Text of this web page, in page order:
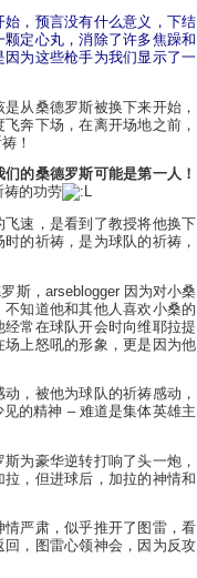
，预言没有什么意义，下结
定心丸，消除了许多焦躁和
为这些枪手为我们显示了一
从桑德罗斯被换下来开始，
奔下场，在离开场地之前，
！
的桑德罗斯可能是第一人！
祷的功劳
速，是看到了教授将他换下
的祈祷，是为球队的祈祷，
斯，arseblogger 因为对小桑
知道他和其他人喜欢小桑的
常在球队开会时向维耶拉提
上怒吼的形象，更是因为他
，被他为球队的祈祷感动，
的精神 – 难道是集体英雄主
为豪华逆转打响了头一炮，
，但进球后，加拉的神情和
严肃，似乎推开了图雷，看
，图雷心领神会，因为反攻